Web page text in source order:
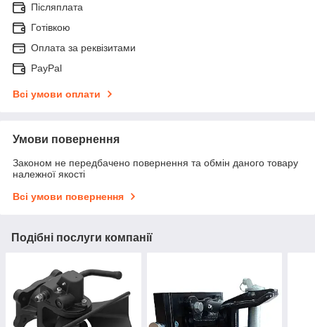
Післяплата
Готівкою
Оплата за реквізитами
PayPal
Всі умови оплати
Умови повернення
Законом не передбачено повернення та обмін даного товару
належної якості
Всі умови повернення
Подібні послуги компанії